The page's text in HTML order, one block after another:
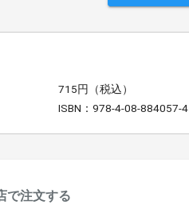
715円（税込）
ISBN：978-4-08-884057-4
で注文する